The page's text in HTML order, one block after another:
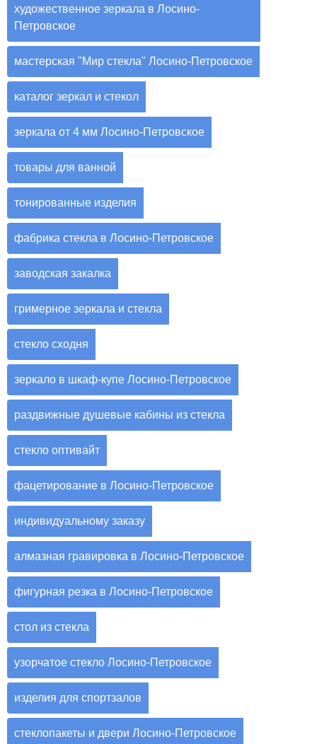
художественное зеркала в Лосино-
Петровское
мастерская "Мир стекла" Лосино-Петровское
каталог зеркал и стекол
зеркала от 4 мм Лосино-Петровское
товары для ванной
тонированные изделия
фабрика стекла в Лосино-Петровское
заводская закалка
гримерное зеркала и стекла
стекло сходня
зеркало в шкаф-купе Лосино-Петровское
раздвижные душевые кабины из стекла
стекло оптивайт
фацетирование в Лосино-Петровское
индивидуальному заказу
алмазная гравировка в Лосино-Петровское
фигурная резка в Лосино-Петровское
стол из стекла
узорчатое стекло Лосино-Петровское
изделия для спортзалов
стеклопакеты и двери Лосино-Петровское